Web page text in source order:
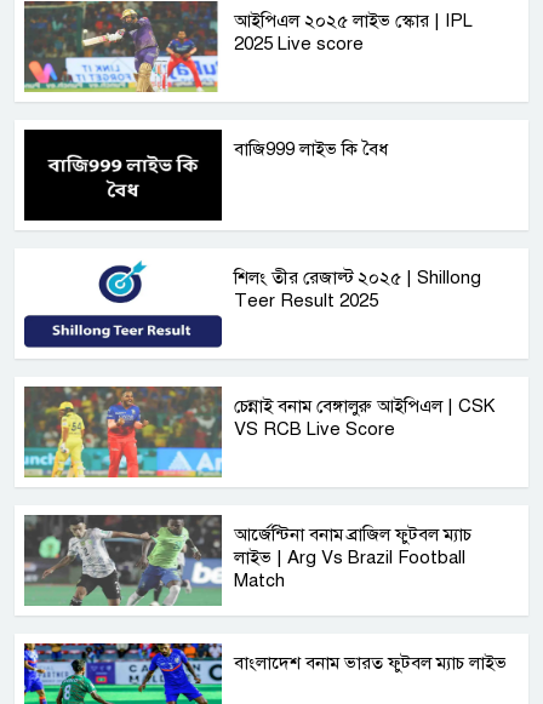
আইপিএল ২০২৫ লাইভ স্কোর | IPL
2025 Live score
বাজি999 লাইভ কি বৈধ
শিলং তীর রেজাল্ট ২০২৫ | Shillong
Teer Result 2025
চেন্নাই বনাম বেঙ্গালুরু আইপিএল | CSK
VS RCB Live Score
আর্জেন্টিনা বনাম ব্রাজিল ফুটবল ম্যাচ
লাইভ | Arg Vs Brazil Football
Match
বাংলাদেশ বনাম ভারত ফুটবল ম্যাচ লাইভ